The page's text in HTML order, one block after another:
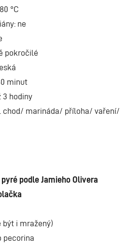
°C
ne
pokročilé
minut
3 hodiny
chod/ marináda/ příloha/ vaření/
podle Jamieho Olivera
být i mražený)
pecorina